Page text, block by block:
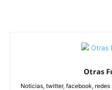
Otras
Noticias, twitter, facebook,